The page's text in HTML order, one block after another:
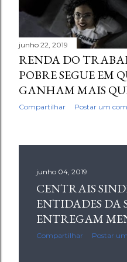
junho 22, 2019
RENDA DO
POBRE SEGUE EM
GANHAM MAIS
Compartilhar Postar um
junho 04, 2019
CENTRAIS
ENTIDADES DA
ENTREGAM
Compartilhar Postar